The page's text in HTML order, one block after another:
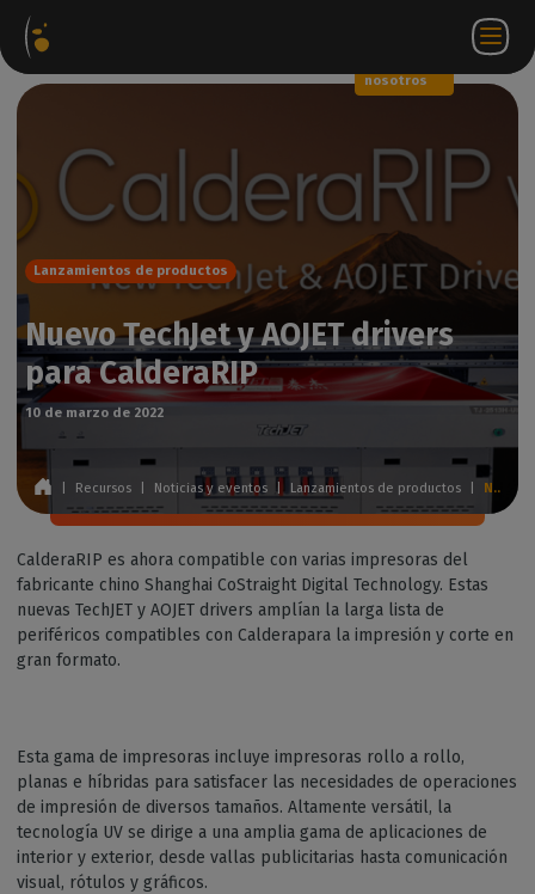
Paquetes
de
software
nosotros
ES
Lanzamientos de productos
Nuevo TechJet y AOJET drivers
para CalderaRIP
10 de marzo de 2022
Recursos Noticias y eventos Lanzamientos de productos Nuevo TechJet y AOJET drivers para CalderaRIP
CalderaRIP es ahora compatible con varias impresoras del
fabricante chino Shanghai CoStraight Digital Technology. Estas
nuevas TechJET y AOJET drivers amplían la larga lista de
periféricos compatibles con Calderapara la impresión y corte en
gran formato.
Esta gama de impresoras incluye impresoras rollo a rollo,
planas e híbridas para satisfacer las necesidades de operaciones
de impresión de diversos tamaños. Altamente versátil, la
tecnología UV se dirige a una amplia gama de aplicaciones de
interior y exterior, desde vallas publicitarias hasta comunicación
visual, rótulos y gráficos.